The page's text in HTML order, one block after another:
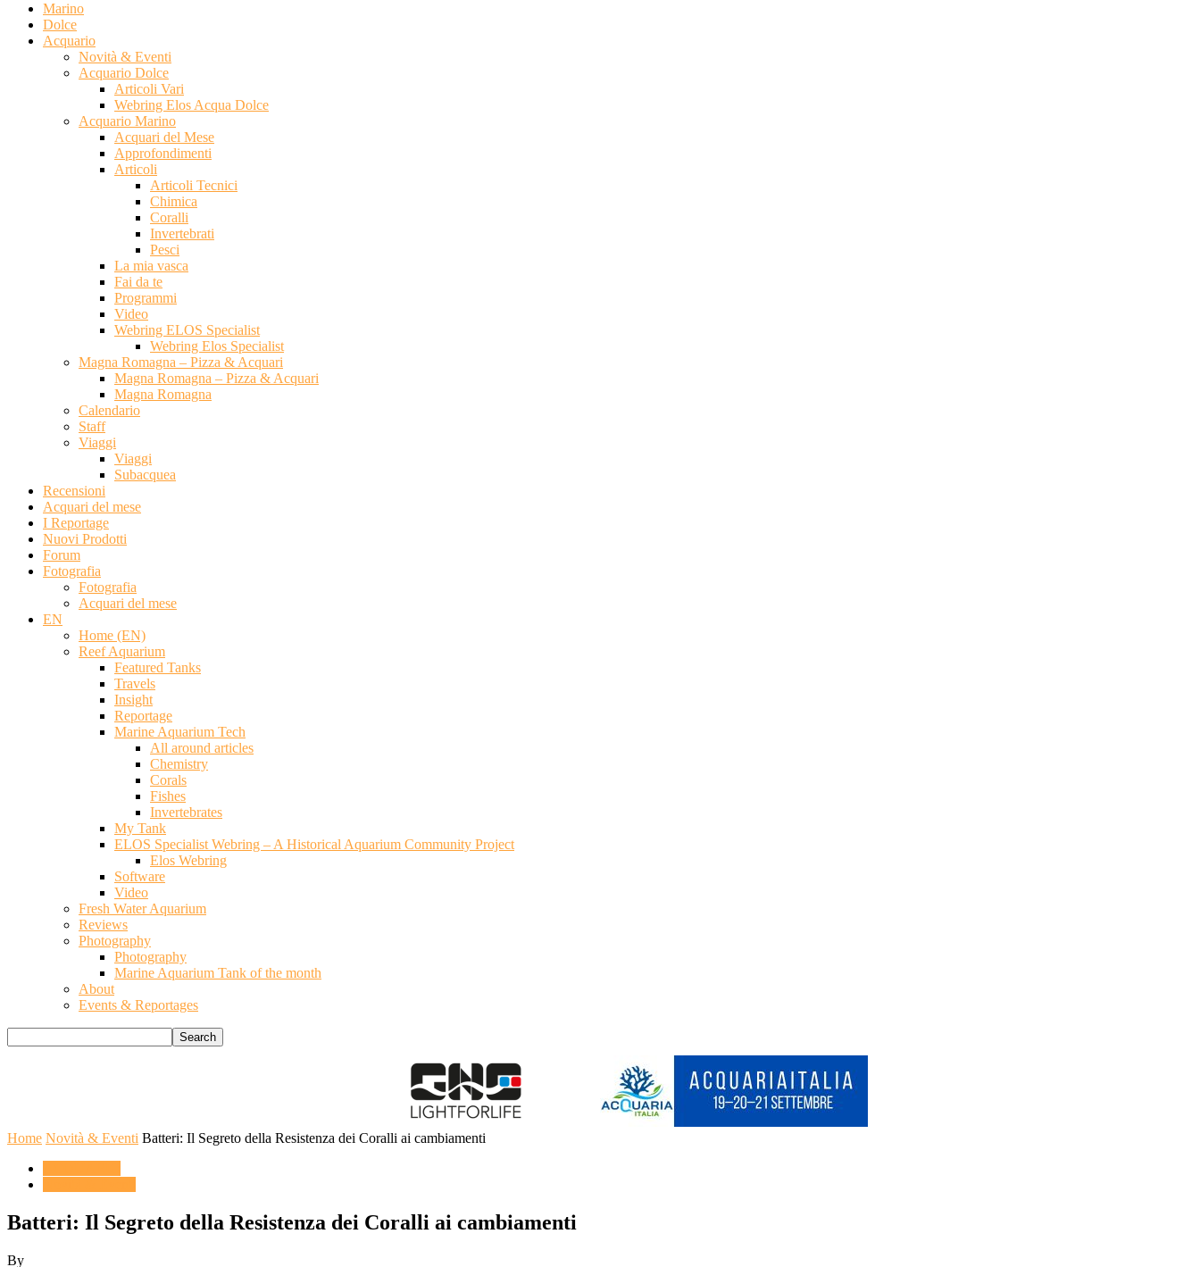
Marino
Dolce
Acquario
Novità & Eventi
Acquario Dolce
Articoli Vari
Webring Elos Acqua Dolce
Acquario Marino
Acquari del Mese
Approfondimenti
Articoli
Articoli Tecnici
Chimica
Coralli
Invertebrati
Pesci
La mia vasca
Fai da te
Programmi
Video
Webring ELOS Specialist
Webring Elos Specialist
Magna Romagna – Pizza & Acquari
Magna Romagna – Pizza & Acquari
Magna Romagna
Calendario
Staff
Viaggi
Viaggi
Subacquea
Recensioni
Acquari del mese
I Reportage
Nuovi Prodotti
Forum
Fotografia
Fotografia
Acquari del mese
EN
Home (EN)
Reef Aquarium
Featured Tanks
Travels
Insight
Reportage
Marine Aquarium Tech
All around articles
Chemistry
Corals
Fishes
Invertebrates
My Tank
ELOS Specialist Webring – A Historical Aquarium Community Project
Elos Webring
Software
Video
Fresh Water Aquarium
Reviews
Photography
Photography
Marine Aquarium Tank of the month
About
Events & Reportages
Home Novità & Eventi Batteri: Il Segreto della Resistenza dei Coralli ai cambiamenti
Batteri: Il Segreto della Resistenza dei Coralli ai cambiamenti
By